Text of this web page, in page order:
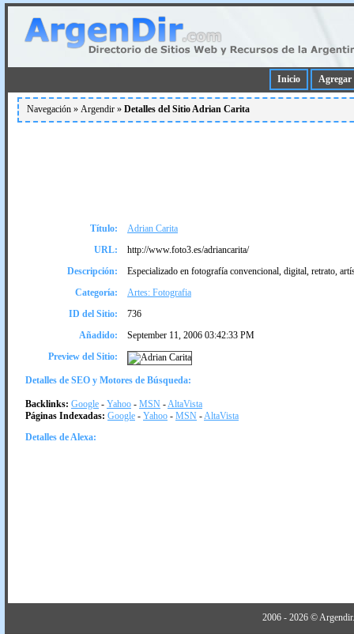
Inicio Agregar
Navegación » Argendir » Detalles del Sitio Adrian Carita
Título:
Adrian Carita
URL:
http://www.foto3.es/adriancarita/
Descripción:
Especializado en fotografí­a convencional, digital, retrato,
Categoría:
Artes: Fotografia
ID del Sitio:
736
Añadido:
September 11, 2006 03:42:33 PM
Preview del Sitio:
Detalles de SEO y Motores de Búsqueda:
Backlinks: Google - Yahoo - MSN -AltaVista
Páginas Indexadas: Google - Yahoo - MSN -AltaVista
Detalles de Alexa:
2006 - 2026 ©